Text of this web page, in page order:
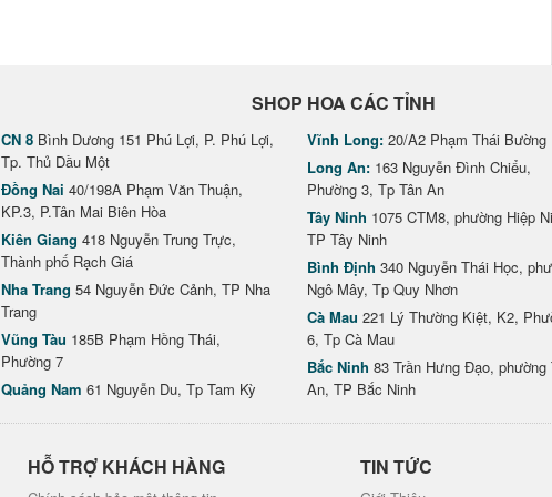
SHOP HOA CÁC TỈNH
CN 8 Bình Dương 151 Phú Lợi, P. Phú Lợi,
Tp. Thủ Dầu Một
Đồng Nai 40/198A Phạm Văn Thuận,
KP.3, P.Tân Mai Biên Hòa
Kiên Giang 418 Nguyễn Trung Trực,
Thành phố Rạch Giá
Nha Trang 54 Nguyễn Đức Cảnh, TP Nha
Trang
Vũng Tàu 185B Phạm Hồng Thái,
Phường 7
Quảng Nam 61 Nguyễn Du, Tp Tam Kỳ
Vĩnh Long: 20/A2 Phạm Thái Bường
Long An: 163 Nguyễn Đình Chiểu,
Phường 3, Tp Tân An
Tây Ninh 1075 CTM8, phường Hiệp
TP Tây Ninh
Bình Định 340 Nguyễn Thái Học,
Ngô Mây, Tp Quy Nhơn
Cà Mau 221 Lý Thường Kiệt, K2,
6, Tp Cà Mau
Bắc Ninh 83 Trần Hưng Đạo, phường
An, TP Bắc Ninh
HỖ TRỢ KHÁCH HÀNG TIN TỨC